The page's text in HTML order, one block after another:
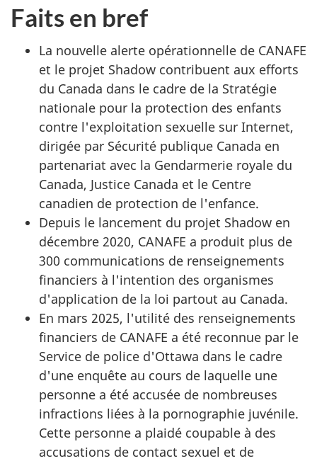
Faits en bref
La nouvelle alerte opérationnelle de CANAFE
et le projet Shadow contribuent aux efforts
du Canada dans le cadre de la Stratégie
nationale pour la protection des enfants
contre l'exploitation sexuelle sur Internet,
dirigée par Sécurité publique Canada en
partenariat avec la Gendarmerie royale du
Canada, Justice Canada et le Centre
canadien de protection de l'enfance.
Depuis le lancement du projet Shadow en
décembre 2020, CANAFE a produit plus de
300 communications de renseignements
financiers à l'intention des organismes
d'application de la loi partout au Canada.
En mars 2025, l'utilité des renseignements
financiers de CANAFE a été reconnue par le
Service de police d'Ottawa dans le cadre
d'une enquête au cours de laquelle une
personne a été accusée de nombreuses
infractions liées à la pornographie juvénile.
Cette personne a plaidé coupable à des
accusations de contact sexuel et de